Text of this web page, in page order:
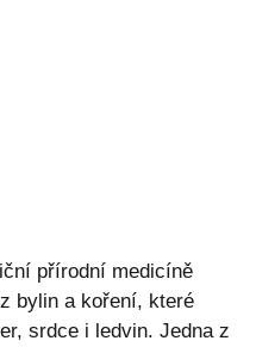
přírodní medicíně
bylin a koření, které
srdce i ledvin. Jedna z